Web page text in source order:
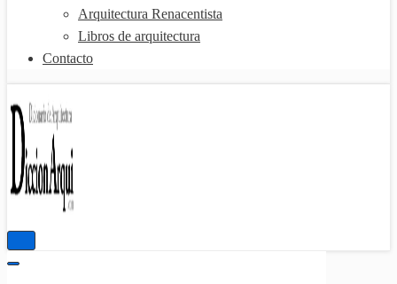
Arquitectura Renacentista
Libros de arquitectura
Contacto
Menú
Menú